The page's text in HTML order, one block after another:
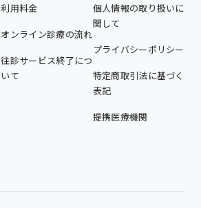
利用料金
オンライン診療の流れ
往診サービス終了につ
いて
個人情報の取り扱いに
関して
プライバシーポリシー
特定商取引法に基づく
表記
提携医療機関